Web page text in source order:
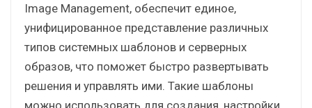
Image Management, обеспечит единое,
унифицированное представление различных
типов системных шаблонов и серверных
образов, что поможет быстро развертывать
решения и управлять ими. Такие шаблоны
можно использовать для создания, настройки